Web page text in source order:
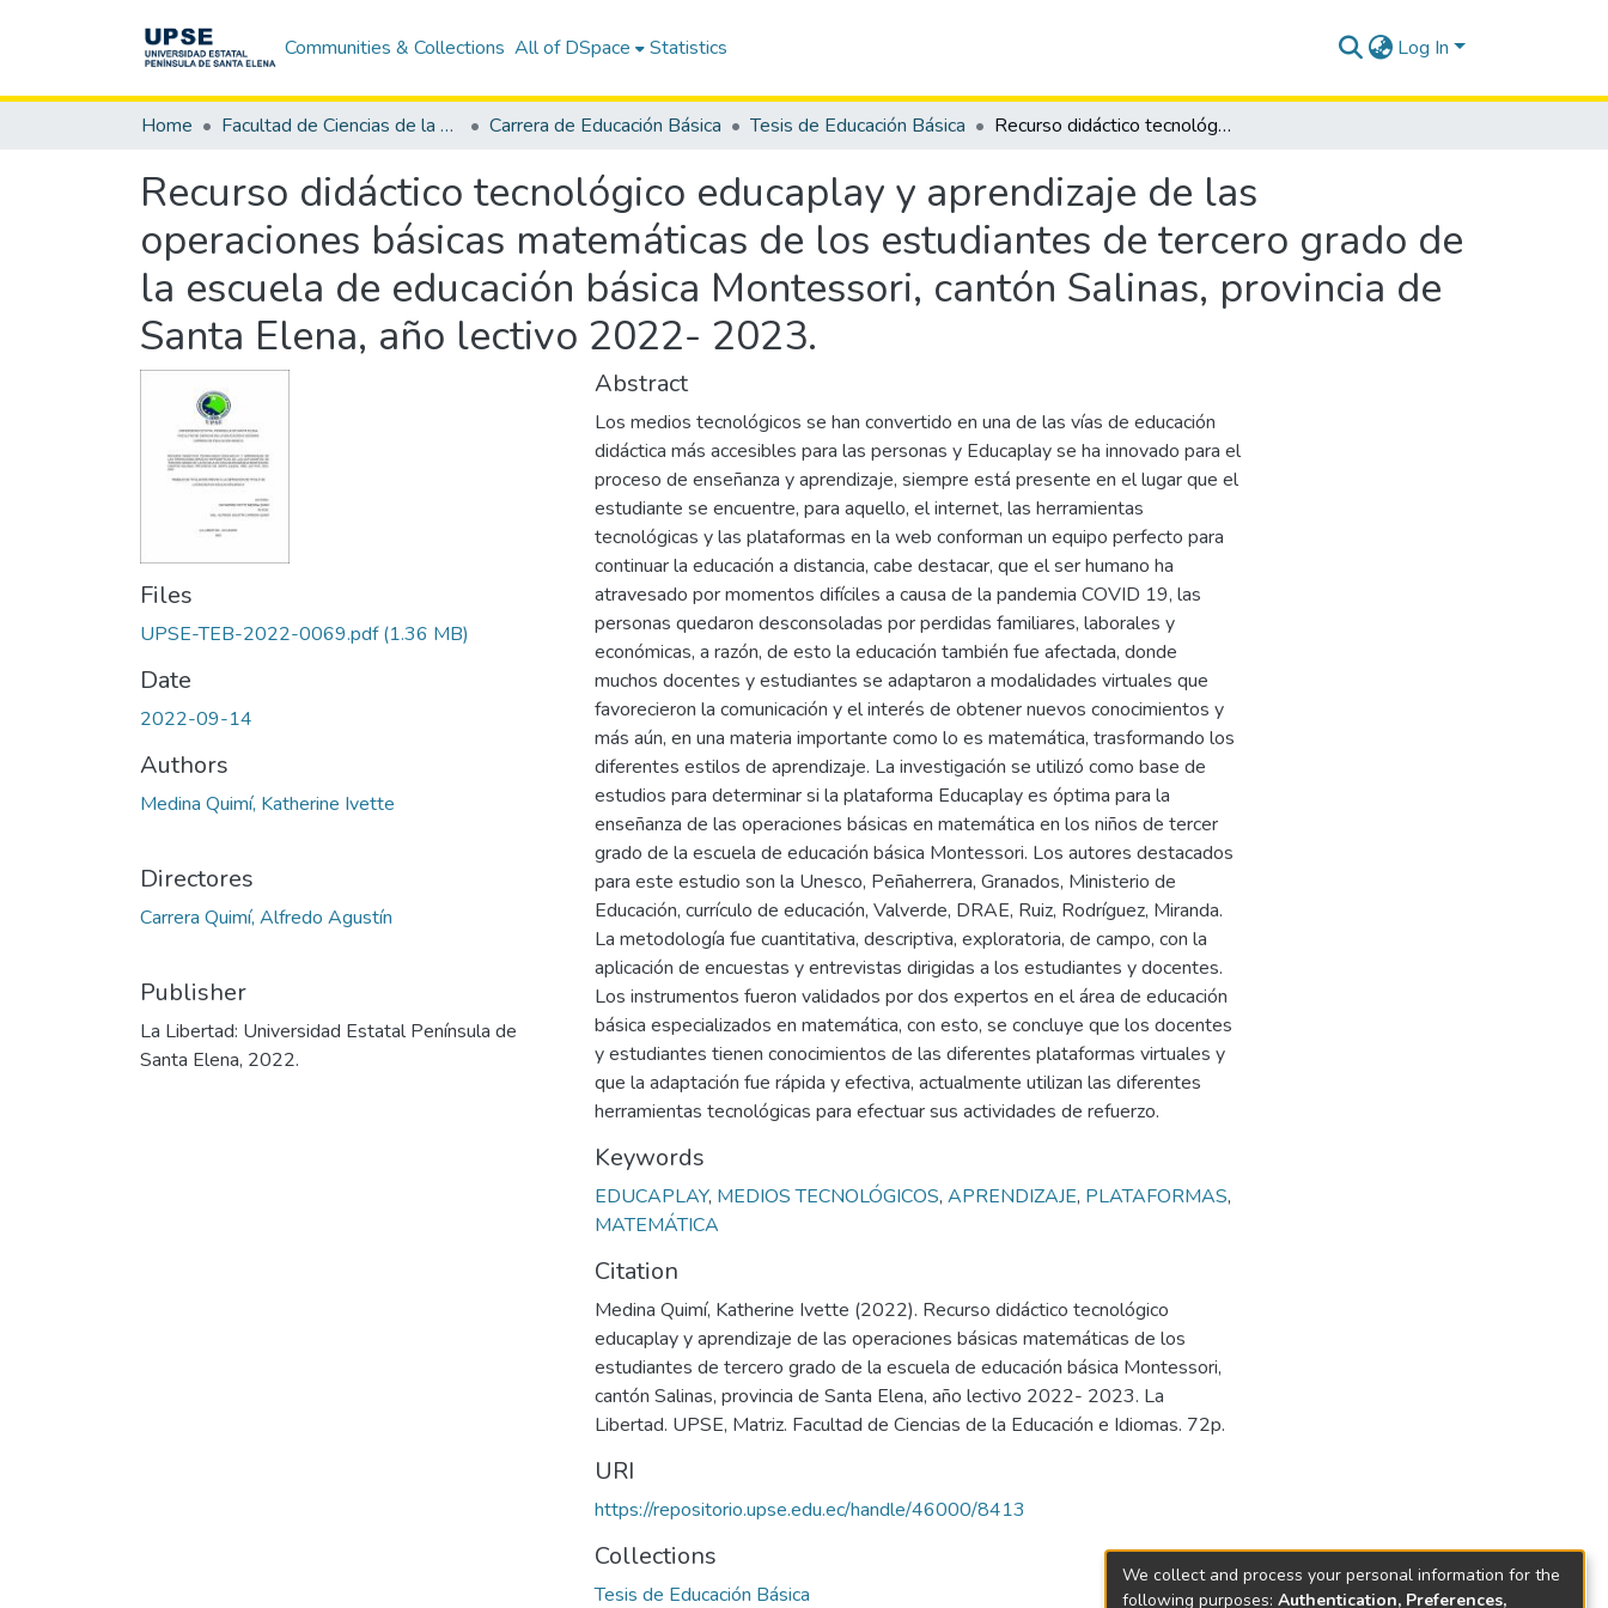
Communities & Collections All of DSpace Statistics Log In
Home Facultad de Ciencias de la Educación e Idiomas Carrera de Educación Básica Tesis de Educación Básica Recurso didáctico tecnológico educaplay y aprendizaje de las operaciones básicas matemáticas de los estudiantes de tercero grado de la escuela de educación básica Montessori, cantón Salinas, provincia de Santa Elena, año lectivo 2022- 2023.
Recurso didáctico tecnológico educaplay y aprendizaje de las
operaciones básicas matemáticas de los estudiantes de tercero grado de
la escuela de educación básica Montessori, cantón Salinas, provincia de
Santa Elena, año lectivo 2022- 2023.
Files
UPSE-TEB-2022-0069.pdf(1.36 MB)
Date
2022-09-14
Authors
Medina Quimí, Katherine Ivette
Directores
Carrera Quimí, Alfredo Agustín
Publisher
La Libertad: Universidad Estatal Península de
Santa Elena, 2022.
Abstract
Los medios tecnológicos se han convertido en una de las vías de educación
didáctica más accesibles para las personas y Educaplay se ha innovado para el
proceso de enseñanza y aprendizaje, siempre está presente en el lugar que el
estudiante se encuentre, para aquello, el internet, las herramientas
tecnológicas y las plataformas en la web conforman un equipo perfecto para
continuar la educación a distancia, cabe destacar, que el ser humano ha
atravesado por momentos difíciles a causa de la pandemia COVID 19, las
personas quedaron desconsoladas por perdidas familiares, laborales y
económicas, a razón, de esto la educación también fue afectada, donde
muchos docentes y estudiantes se adaptaron a modalidades virtuales que
favorecieron la comunicación y el interés de obtener nuevos conocimientos y
más aún, en una materia importante como lo es matemática, trasformando los
diferentes estilos de aprendizaje. La investigación se utilizó como base de
estudios para determinar si la plataforma Educaplay es óptima para la
enseñanza de las operaciones básicas en matemática en los niños de tercer
grado de la escuela de educación básica Montessori. Los autores destacados
para este estudio son la Unesco, Peñaherrera, Granados, Ministerio de
Educación, currículo de educación, Valverde, DRAE, Ruiz, Rodríguez, Miranda.
La metodología fue cuantitativa, descriptiva, exploratoria, de campo, con la
aplicación de encuestas y entrevistas dirigidas a los estudiantes y docentes.
Los instrumentos fueron validados por dos expertos en el área de educación
básica especializados en matemática, con esto, se concluye que los docentes
y estudiantes tienen conocimientos de las diferentes plataformas virtuales y
que la adaptación fue rápida y efectiva, actualmente utilizan las diferentes
herramientas tecnológicas para efectuar sus actividades de refuerzo.
Keywords
EDUCAPLAY, MEDIOS TECNOLÓGICOS, APRENDIZAJE, PLATAFORMAS,
MATEMÁTICA
Citation
Medina Quimí, Katherine Ivette (2022). Recurso didáctico tecnológico
educaplay y aprendizaje de las operaciones básicas matemáticas de los
estudiantes de tercero grado de la escuela de educación básica Montessori,
cantón Salinas, provincia de Santa Elena, año lectivo 2022- 2023. La
Libertad. UPSE, Matriz. Facultad de Ciencias de la Educación e Idiomas. 72p.
URI
https://repositorio.upse.edu.ec/handle/46000/8413
Collections
Tesis de Educación Básica
We collect and process your personal information for the
following purposes: Authentication, Preferences,